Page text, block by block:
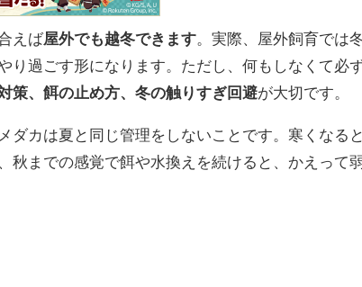
えば屋外でも越冬できます 。実際、屋外飼育では
り過ごす形になります。ただし、何もしなくて必
策、餌の止め方、冬の触りすぎ回避が大切です。
ダカは夏と同じ管理をしないことです。寒くなる
秋までの感覚で餌や水換えを続けると、かえって